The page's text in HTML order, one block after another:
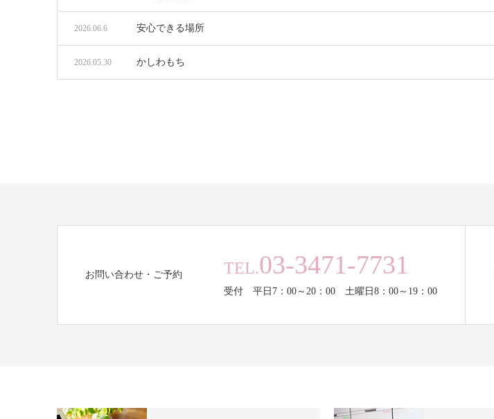
安心できる場所
2026.06.6
かしわもち
2026.05.30
お問い合わせ・ご予約 TEL.03-3471-7731
受付 平日7：00～20：00 土曜日8：00～19：00